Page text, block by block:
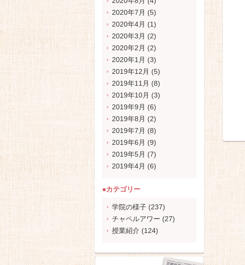
2020年7月 (5)
2020年4月 (1)
2020年3月 (2)
2020年2月 (2)
2020年1月 (3)
2019年12月 (5)
2019年11月 (8)
2019年10月 (3)
2019年9月 (6)
2019年8月 (2)
2019年7月 (8)
2019年6月 (9)
2019年5月 (7)
2019年4月 (6)
●カテゴリー
学院の様子 (237)
チャペルアワー (27)
授業紹介 (124)